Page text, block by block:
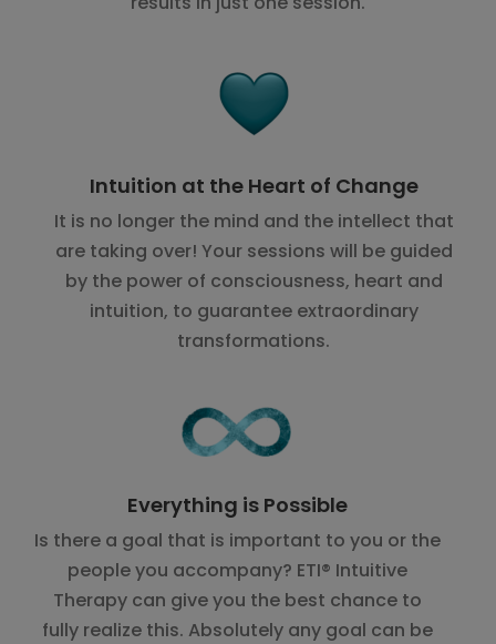
Intuition at the Heart of Change
It is no longer the mind and the intellect that
are taking over! Your sessions will be guided
by the power of consciousness, heart and
intuition, to guarantee extraordinary
transformations.
Everything is Possible
Is there a goal that is important to you or the
people you accompany? ETI® Intuitive
Therapy can give you the best chance to
fully realize this. Absolutely any goal can be